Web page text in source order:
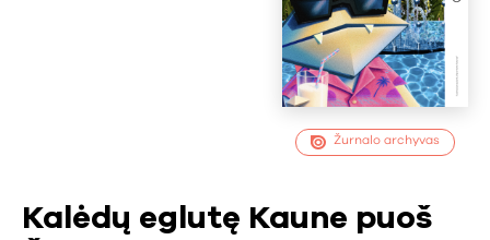
Žurnalo archyvas
Kalėdų eglutę Kaune puoš